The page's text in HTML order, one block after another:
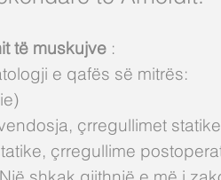
të muskujve :
e qafës së mitrës:
çrregullimet
çrregullime